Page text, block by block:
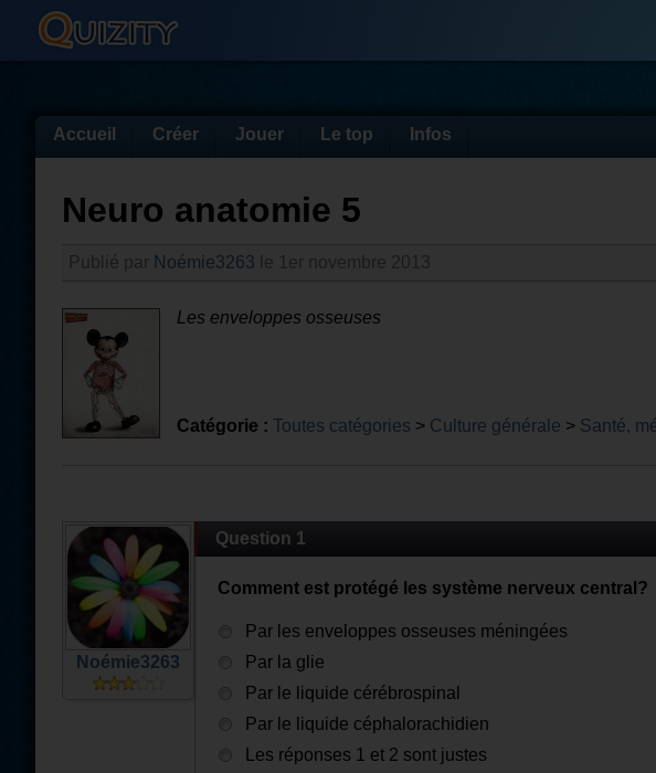
Accueil Créer Jouer Le top Infos
Neuro anatomie 5
Noémie3263
Les enveloppes osseuses
Catégorie : Toutes catégories > Culture générale > Santé,
Noémie3263
Question 1
Comment est protégé les système nerveux central?
Par les enveloppes osseuses méningées
Par la glie
Par le liquide cérébrospinal
Par le liquide céphalorachidien
Les réponses 1 et 2 sont justes